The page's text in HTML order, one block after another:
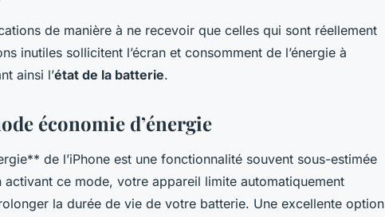
de manière à ne recevoir que celles qui sont réellement
inutiles sollicitent l’écran et consomment de l’énergie à
ainsi l’état de la batterie.
économie d’énergie
de l’iPhone est une fonctionnalité souvent sous-estimée
activant ce mode, votre appareil limite automatiquement
la durée de vie de votre batterie. Une excellente option